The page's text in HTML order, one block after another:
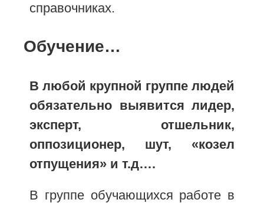
справочниках.
Обучение…
В любой крупной группе людей
обязательно выявится лидер,
эксперт, отшельник,
оппозиционер, шут, «козел
отпущения» и т.д….
В группе обучающихся работе в